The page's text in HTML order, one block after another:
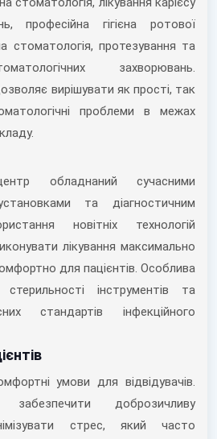
професійна гігієна ротової
стоматологія, протезування та
захворювань.
вирішувати як прості, так
проблеми в межах
обладнаний сучасними
та діагностичним
новітніх технологій
лікування максимально
для пацієнтів. Особлива
стерильності інструментів та
стандартів інфекційного
умови для відвідувачів.
доброзичливу
стрес, який часто